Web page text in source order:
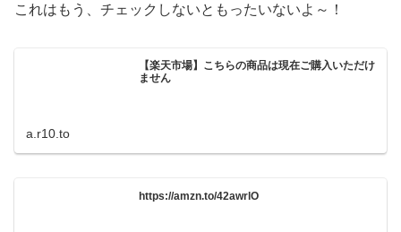
これはもう、チェックしないともったいないよ～！
【楽天市場】こちらの商品は現在ご購入いただけ
ません
a.r10.to
https://amzn.to/42awrlO